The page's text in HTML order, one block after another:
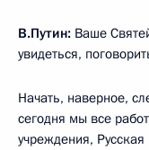
В.Путин: Ваше
увидеться,
Начать, наверное,
сегодня мы все
учреждения,